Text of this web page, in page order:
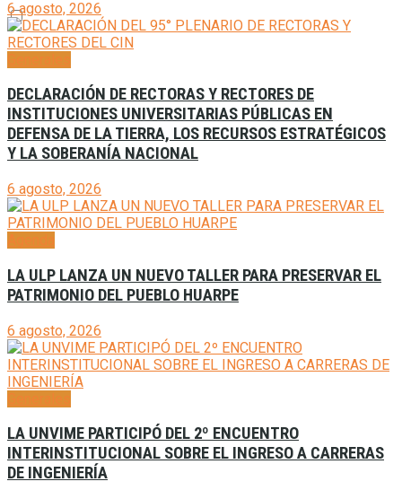
6 agosto, 2026
DECLARACIÓN DE RECTORAS Y RECTORES DE
INSTITUCIONES UNIVERSITARIAS PÚBLICAS EN
DEFENSA DE LA TIERRA, LOS RECURSOS ESTRATÉGICOS
Y LA SOBERANÍA NACIONAL
6 agosto, 2026
LA ULP LANZA UN NUEVO TALLER PARA PRESERVAR EL
PATRIMONIO DEL PUEBLO HUARPE
6 agosto, 2026
LA UNVIME PARTICIPÓ DEL 2º ENCUENTRO
INTERINSTITUCIONAL SOBRE EL INGRESO A CARRERAS
DE INGENIERÍA